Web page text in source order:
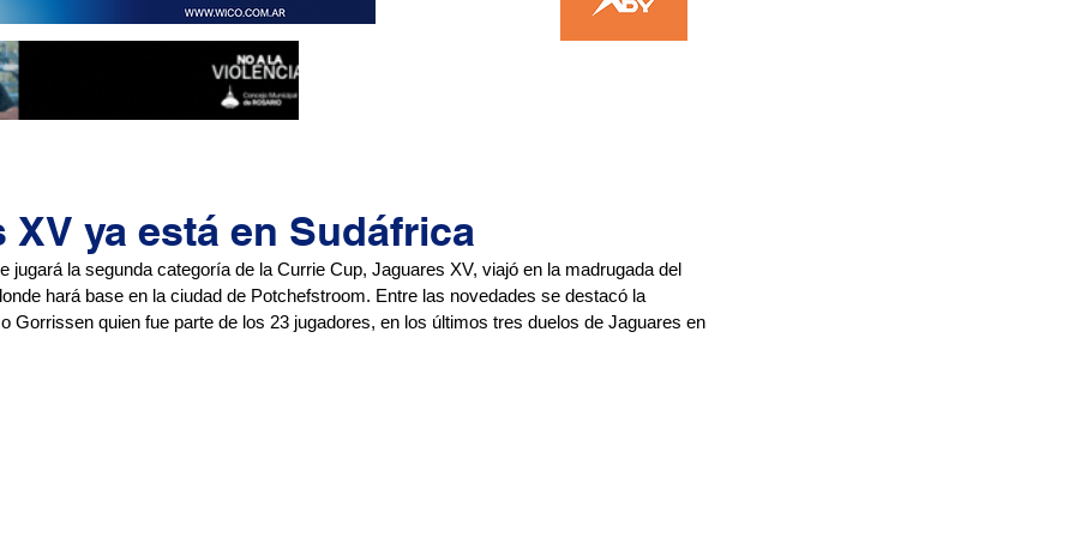
XV ya está en Sudáfrica
jugará la segunda categoría de la Currie Cup, Jaguares XV, viajó en la madrugada del
hará base en la ciudad de Potchefstroom. Entre las novedades se destacó la
Gorrissen quien fue parte de los 23 jugadores, en los últimos tres duelos de Jaguares en